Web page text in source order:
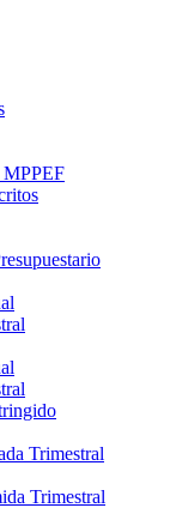
MPPEF
Trimestral
Trimestral